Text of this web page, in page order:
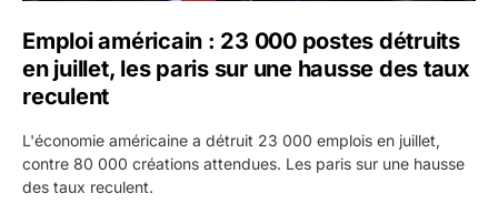
Emploi américain : 23 000 postes détruits
en juillet, les paris sur une hausse des taux
reculent
L'économie américaine a détruit 23 000 emplois en juillet,
contre 80 000 créations attendues. Les paris sur une hausse
des taux reculent.